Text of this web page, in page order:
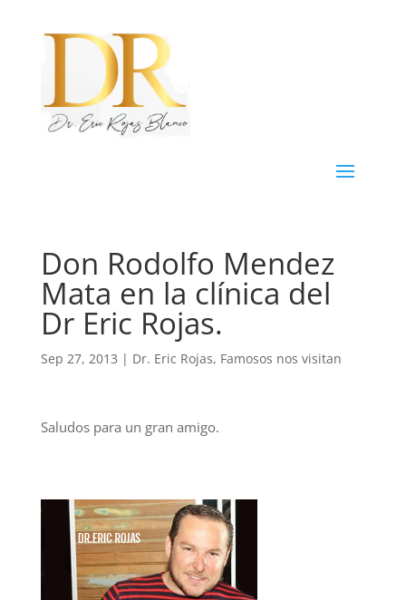
Don Rodolfo Mendez
Mata en la clínica del
Dr Eric Rojas.
Sep 27, 2013 | Dr. Eric Rojas, Famosos nos visitan
Saludos para un gran amigo.